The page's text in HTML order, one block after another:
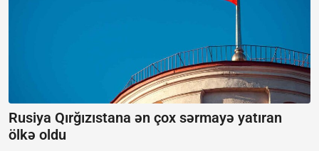
Rusiya Qırğızıstana ən çox sərmayə yatıran
ölkə oldu